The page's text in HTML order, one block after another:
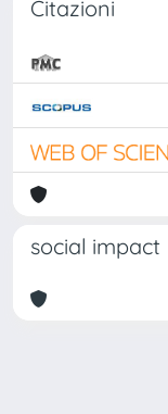
Citazioni
social impact